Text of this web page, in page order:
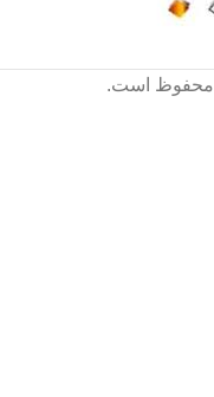
محفوظ است.